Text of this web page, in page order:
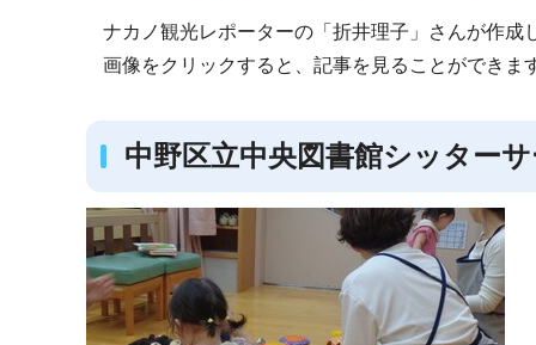
ナカノ観光レポーターの「折井理子」さんが作成
画像をクリックすると、記事を見ることができま
中野区立中央図書館シッター